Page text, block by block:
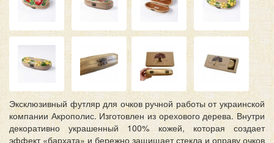
Эксклюзивный футляр для очков ручной работы от украинской
компании Акрополис. Изготовлен из орехового дерева. Внутри
декоративно украшенный 100% кожей, которая создает
эффект «бархата» и бережно защищает стекла и оправу очков